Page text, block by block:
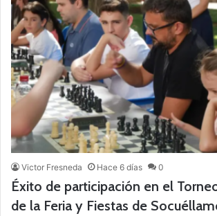
Victor Fresneda Hace 6 días 0
Éxito de participación en el
de la Feria y Fiestas de